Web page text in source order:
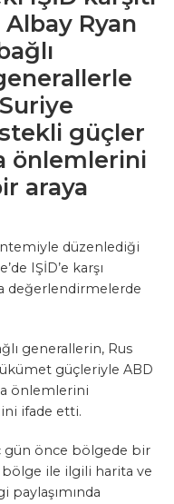
Ryan
güçler
önlemlerini
araya
düzenlediği
IŞİD’e karşı
değerlendirmelerde
generallerin, Rus
güçleriyle ABD
önlemlerini
ifade etti.
gün önce bölgede bir
bölge ile ilgili harita ve